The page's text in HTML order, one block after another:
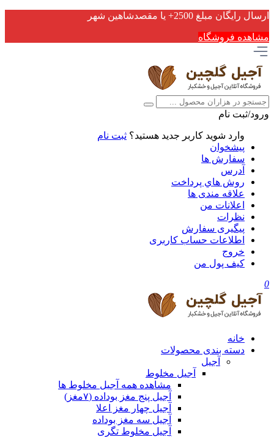
ارسال رایگان مبلغ 2500+ یا مقصدشاهین شهر
مشاهده فروشگاه
ورود/ثبت نام
وارد شوید کاربر جدید هستید؟ ثبت نام
پیشخوان
سفارش ها
آدرس
روش هاي پرداخت
علاقه مندی ها
اعلانات من
نظرات
پیگیری سفارش
اطلاعات حساب كاربری
خروج
کیف پول من
0
خانه
دسته بندی محصولات
آجیل
آجیل مخلوط
مشاهده همه آجیل مخلوط ها
آجیل پنج مغز بوداده (۷مغز)
آجیل چهار مغز اعلا
آجیل سه مغز بوداده
آجیل مخلوط تگری